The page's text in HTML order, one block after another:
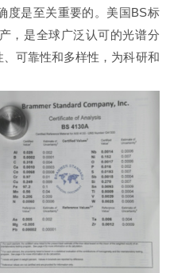
度是至关重要的。美国BS标
，是全球广泛认可的光谱分
可靠性和多样性，为科研和